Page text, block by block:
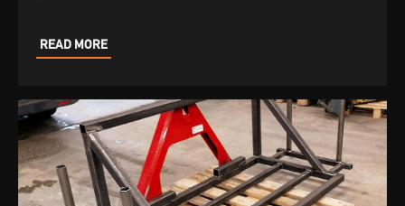
READ MORE